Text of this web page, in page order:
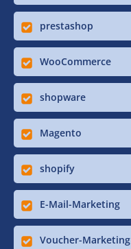
prestashop
WooCommerce
shopware
Magento
shopify
E-Mail-Marketing
Voucher-Marketing